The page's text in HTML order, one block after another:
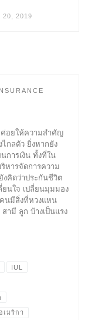
20, 2019
ค่อยให้ความสำคัญ
กลตัว ยิ่งหากยัง
การเงิน ทั้งที่ใน
หารจัดการความ
คิดว่าประกันชีวิต
ยนใจ เปลี่ยนมุมมอง
นมีสิ่งที่หวงแหน
ามี ลูก บ้างเป็นแรง
IUL
เมริกา